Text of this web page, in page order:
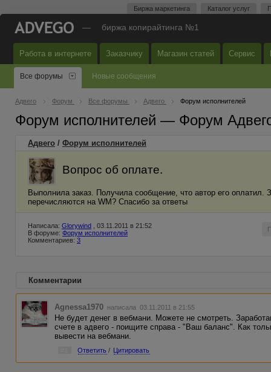
Биржа маркетинга Каталог услуг
— биржа копирайтинга №1
Работа в интернете Заказчику Магазин статей Сервис
Все форумы Новые сообщения
Адвего Форум Все форумы Адвего Форум исполнителей
Форум исполнителей — Форум
Адвего / Форум исполнителей
Вопрос об оплате.
Выполнила заказ. Получила сообщение, что автор его
перечисляются на WM? Спасибо за ответы
Написала: Glorywind , 03.11.2011 в 21:52
В форуме: Форум исполнителей
Комментариев: 3
Комментарии
Agnessa1970 написала 03.11.2011 в 21:55
Не будет денег в вебмани. Можете не смотреть.
счете в адвего - поищите справа - "Ваш баланс". Как
вывести на вебмани.
Ответить / Цитировать